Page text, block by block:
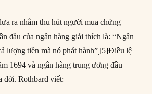
ra nhằm thu hút người mua chứng
đầu của ngân hàng giải thích là: “Ngân
lượng tiền mà nó phát hành”.[5]Điều lệ
1694 và ngân hàng trung ương đầu
đời. Rothbard viết: